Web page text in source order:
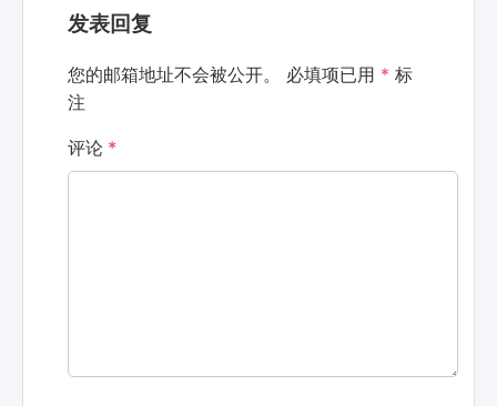
发表回复
您的邮箱地址不会被公开。 必填项已用 * 标
注
评论 *